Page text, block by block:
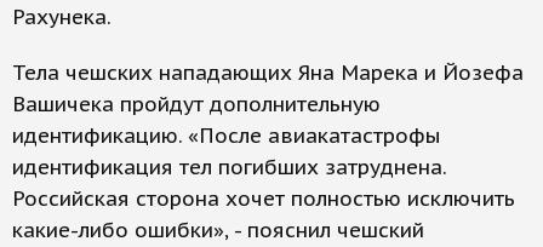
Рахунека.
Тела чешских нападающих Яна Марека и Йозефа
Вашичека пройдут дополнительную
идентификацию. «После авиакатастрофы
идентификация тел погибших затруднена.
Российская сторона хочет полностью исключить
какие-либо ошибки», - пояснил чешский